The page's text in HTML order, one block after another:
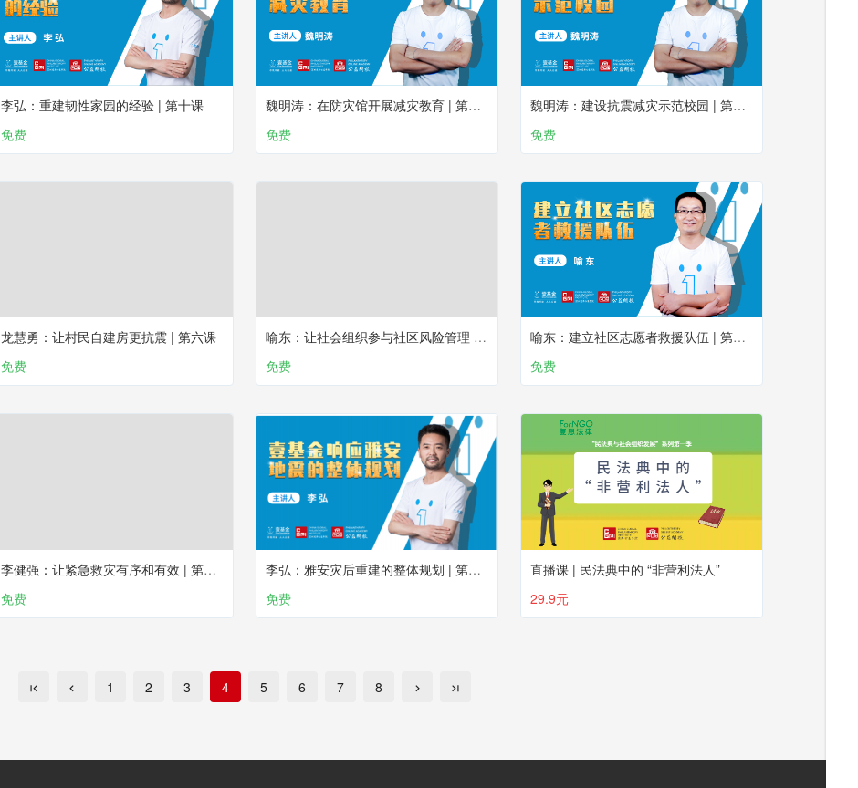
李弘：重建韧性家园的经验 | 第十课
免费
魏明涛：在防灾馆开展减灾教育 | 第九课
免费
魏明涛：建设抗震减灾示范校园 | 第八课
免费
龙慧勇：让村民自建房更抗震 | 第六课
免费
喻东：让社会组织参与社区风险管理 | 第五课
免费
喻东：建立社区志愿者救援队伍 | 第四课
免费
李健强：让紧急救灾有序和有效 | 第二课
免费
李弘：雅安灾后重建的整体规划 | 第一课
免费
直播课 | 民法典中的 “非营利法人”
29.9元
1 2 3 4 5 6 7 8